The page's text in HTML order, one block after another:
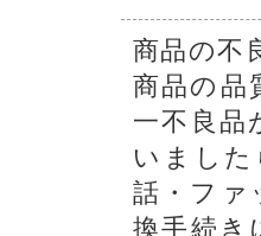
商品の不
商品の品
一不良
いまし
話・フ
換手続